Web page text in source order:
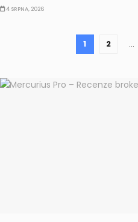
4 SRPNA, 2026
1 2 …